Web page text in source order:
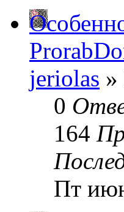
jeriolas »
0
164
Пт